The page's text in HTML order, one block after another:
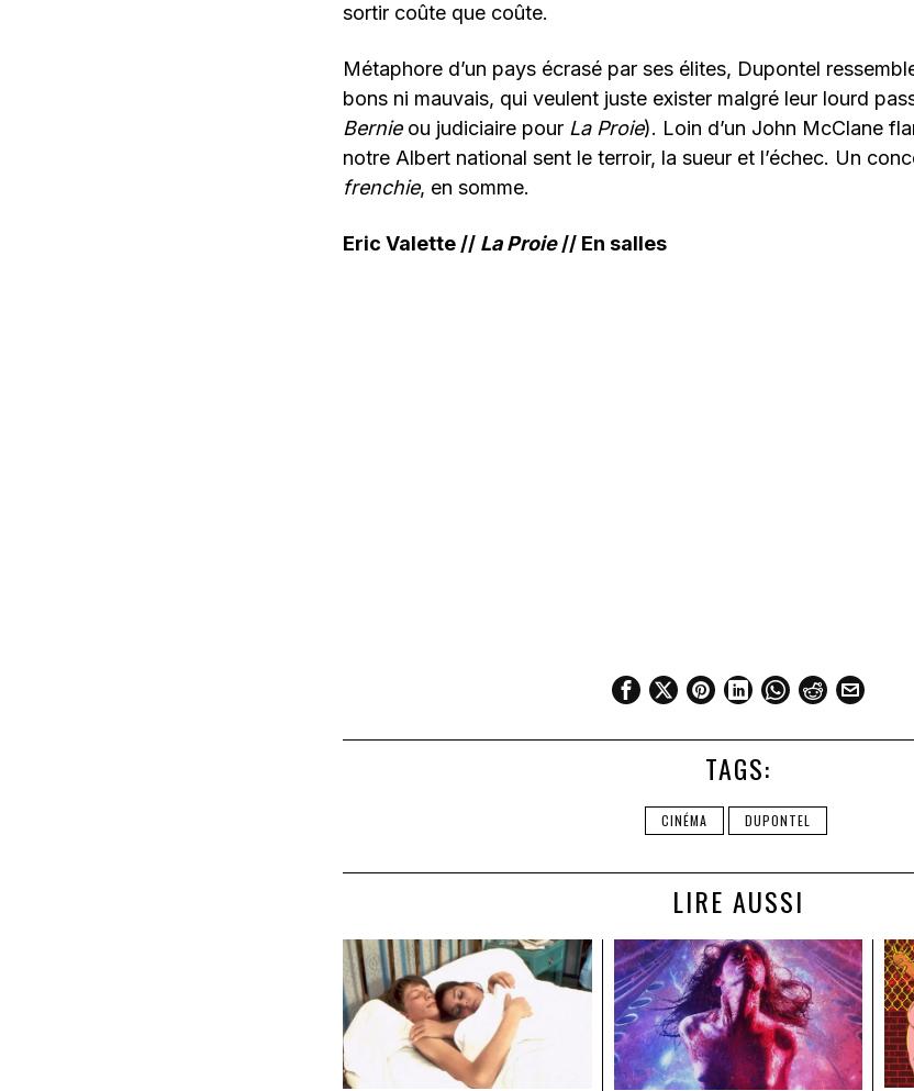
sortir coûte que coûte.
Métaphore d’un pays écrasé par ses élites, Dupontel
bons ni mauvais, qui veulent juste exister malgré leur lourd
Bernieou judiciaire pour La Proie). Loin d’un John McClane
notre Albert national sent le terroir, la sueur et l’échec. Un
frenchie, en somme.
Eric Valette // La Proie// En salles
TAGS:
CINÉMA DUPONTEL
LIRE AUSSI